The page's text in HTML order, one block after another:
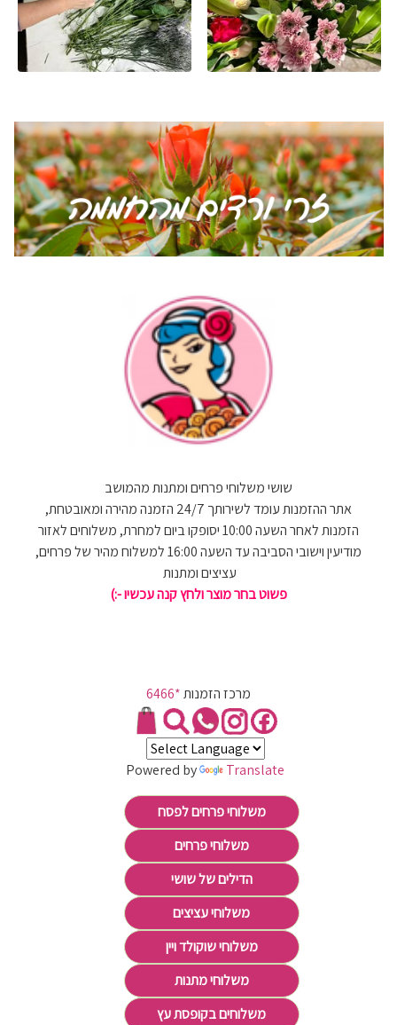
שושי משלוחי פרחים ומתנות מהמושב
אתר ההזמנות עומד לשירותך 24/7 הזמנה מהירה ומאובטחת,
הזמנות לאחר השעה 10:00 יסופקו ביום למחרת, משלוחים לאזור
מודיעין וישובי הסביבה עד השעה 16:00 למשלוח מהיר של פרחים,
עציצים ומתנות
פשוט בחר מוצר ולחץ קנה עכשיו -:)
מרכז הזמנות*6466
Powered by Translate
משלוחי פרחים לפסח
משלוחי פרחים
הדילים של שושי
משלוחי עציצים
משלוחי שוקולד ויין
משלוחי מתנות
משלוחים בקופסת עץ